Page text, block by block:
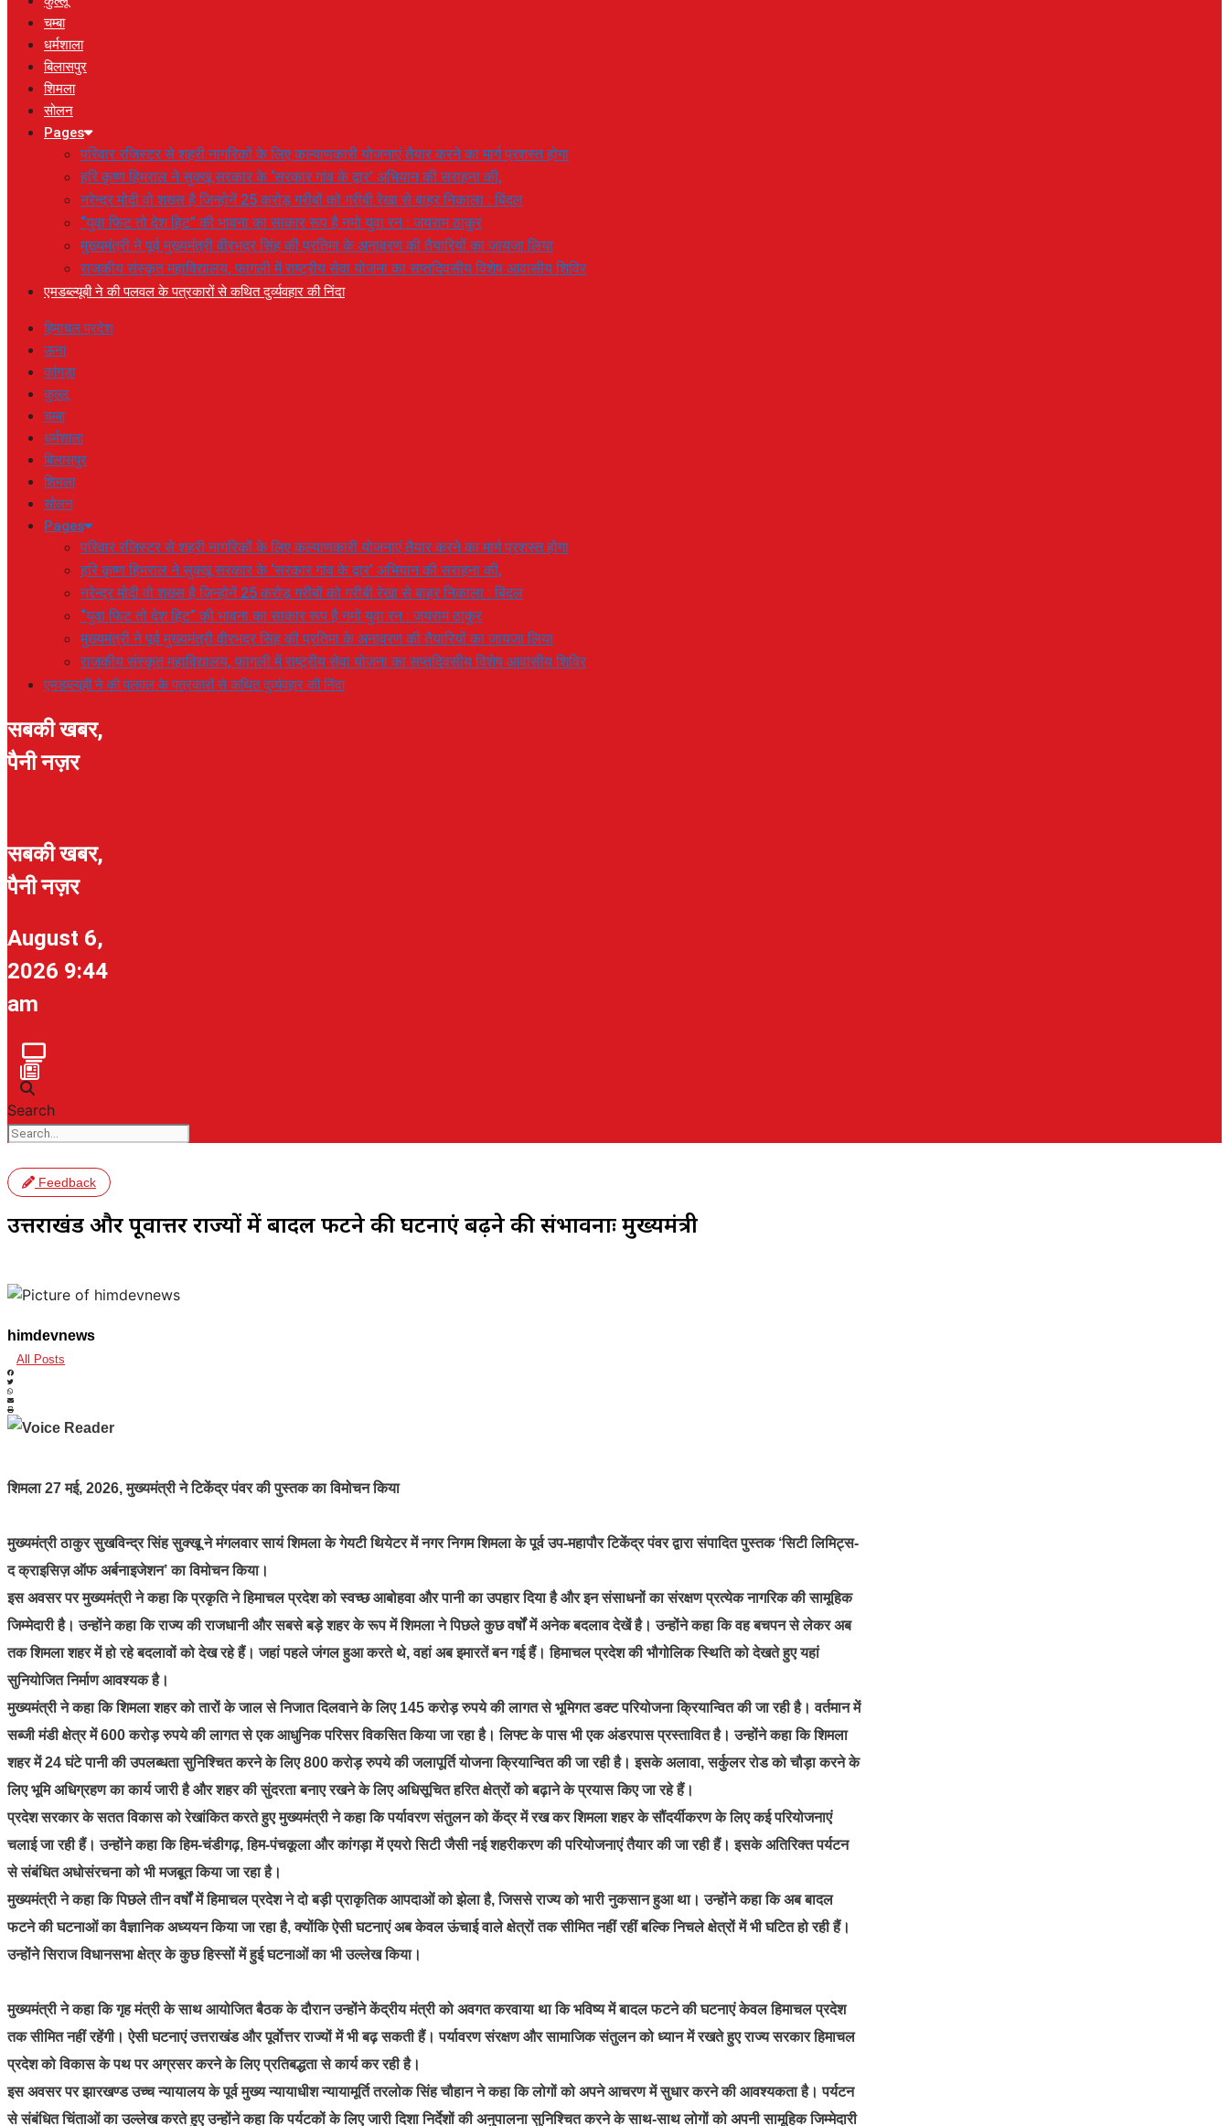
चम्बा
धर्मशाला
बिलासपुर
शिमला
सोलन
Pages
परिवार रजिस्टर से शहरी नागरिकों के लिए कल्याणकारी योजनाएं तैयार करने का मार्ग प्रशस्त होगा
हरि कृष्ण हिमराल ने सुक्खू सरकार के ‘सरकार गांव के द्वार’ अभियान की सराहना की,
नरेन्द्र मोदी वो शख्स है जिन्होनें 25 करोड़ गरीबों को गरीबी रेखा से बाहर निकाला : बिंदल
“युवा फिट तो देश हिट” की भावना का साकार रूप है नमो युवा रन : जयराम ठाकुर
मुख्यमंत्री ने पूर्व मुख्यमंत्री वीरभद्र सिंह की प्रतिमा के अनावरण की तैयारियों का जायजा लिया
राजकीय संस्कृत महाविद्यालय, फागली में राष्ट्रीय सेवा योजना का सप्तदिवसीय विशेष आवासीय शिविर
एमडब्ल्यूबी ने की पलवल के पत्रकारों से कथित दुर्व्यवहार की निंदा
हिमाचल प्रदेश
ऊना
कांगड़ा
कुल्लू
चम्बा
धर्मशाला
बिलासपुर
शिमला
सोलन
Pages
परिवार रजिस्टर से शहरी नागरिकों के लिए कल्याणकारी योजनाएं तैयार करने का मार्ग प्रशस्त होगा
हरि कृष्ण हिमराल ने सुक्खू सरकार के ‘सरकार गांव के द्वार’ अभियान की सराहना की,
नरेन्द्र मोदी वो शख्स है जिन्होनें 25 करोड़ गरीबों को गरीबी रेखा से बाहर निकाला : बिंदल
“युवा फिट तो देश हिट” की भावना का साकार रूप है नमो युवा रन : जयराम ठाकुर
मुख्यमंत्री ने पूर्व मुख्यमंत्री वीरभद्र सिंह की प्रतिमा के अनावरण की तैयारियों का जायजा लिया
राजकीय संस्कृत महाविद्यालय, फागली में राष्ट्रीय सेवा योजना का सप्तदिवसीय विशेष आवासीय शिविर
एमडब्ल्यूबी ने की पलवल के पत्रकारों से कथित दुर्व्यवहार की निंदा
सबकी खबर,
पैनी नज़र
सबकी खबर,
पैनी नज़र
August 6,
2026 9:44
am
Search
Feedback
उत्तराखंड और पूर्वाेत्तर राज्यों में बादल फटने की घटनाएं बढ़ने की संभावनाः मुख्यमंत्री
himdevnews
All Posts
शिमला 27 मई, 2026, मुख्यमंत्री ने टिकेंद्र पंवर की पुस्तक का विमोचन किया
मुख्यमंत्री ठाकुर सुखविन्द्र सिंह सुक्खू ने मंगलवार सायं शिमला के गेयटी थियेटर में नगर निगम शिमला के पूर्व उप-महापौर टिकेंद्र पंवर द्वारा संपादित पुस्तक ‘सिटी लिमिट्स-
द क्राइसिज़ ऑफ अर्बनाइजेशन’ का विमोचन किया।
इस अवसर पर मुख्यमंत्री ने कहा कि प्रकृति ने हिमाचल प्रदेश को स्वच्छ आबोहवा और पानी का उपहार दिया है और इन संसाधनों का संरक्षण प्रत्येक नागरिक की सामूहिक
जिम्मेदारी है। उन्होंने कहा कि राज्य की राजधानी और सबसे बड़े शहर के रूप में शिमला ने पिछले कुछ वर्षों में अनेक बदलाव देखें है। उन्होंने कहा कि वह बचपन से लेकर अब
तक शिमला शहर में हो रहे बदलावों को देख रहे हैं। जहां पहले जंगल हुआ करते थे, वहां अब इमारतें बन गई हैं। हिमाचल प्रदेश की भौगोलिक स्थिति को देखते हुए यहां
सुनियोजित निर्माण आवश्यक है।
मुख्यमंत्री ने कहा कि शिमला शहर को तारों के जाल से निजात दिलवाने के लिए 145 करोड़ रुपये की लागत से भूमिगत डक्ट परियोजना क्रियान्वित की जा रही है। वर्तमान में
सब्जी मंडी क्षेत्र में 600 करोड़ रुपये की लागत से एक आधुनिक परिसर विकसित किया जा रहा है। लिफ्ट के पास भी एक अंडरपास प्रस्तावित है। उन्होंने कहा कि शिमला
शहर में 24 घंटे पानी की उपलब्धता सुनिश्चित करने के लिए 800 करोड़ रुपये की जलापूर्ति योजना क्रियान्वित की जा रही है। इसके अलावा, सर्कुलर रोड को चौड़ा करने के
लिए भूमि अधिग्रहण का कार्य जारी है और शहर की सुंदरता बनाए रखने के लिए अधिसूचित हरित क्षेत्रों को बढ़ाने के प्रयास किए जा रहे हैं।
प्रदेश सरकार के सतत विकास को रेखांकित करते हुए मुख्यमंत्री ने कहा कि पर्यावरण संतुलन को केंद्र में रख कर शिमला शहर के सौंदर्यीकरण के लिए कई परियोजनाएं
चलाई जा रही हैं। उन्होंने कहा कि हिम-चंडीगढ़, हिम-पंचकूला और कांगड़ा में एयरो सिटी जैसी नई शहरीकरण की परियोजनाएं तैयार की जा रही हैं। इसके अतिरिक्त पर्यटन
से संबंधित अधोसंरचना को भी मजबूत किया जा रहा है।
मुख्यमंत्री ने कहा कि पिछले तीन वर्षों में हिमाचल प्रदेश ने दो बड़ी प्राकृतिक आपदाओं को झेला है, जिससे राज्य को भारी नुकसान हुआ था। उन्होंने कहा कि अब बादल
फटने की घटनाओं का वैज्ञानिक अध्ययन किया जा रहा है, क्योंकि ऐसी घटनाएं अब केवल ऊंचाई वाले क्षेत्रों तक सीमित नहीं रहीं बल्कि निचले क्षेत्रों में भी घटित हो रही हैं।
उन्होंने सिराज विधानसभा क्षेत्र के कुछ हिस्सों में हुई घटनाओं का भी उल्लेख किया।
मुख्यमंत्री ने कहा कि गृह मंत्री के साथ आयोजित बैठक के दौरान उन्होंने केंद्रीय मंत्री को अवगत करवाया था कि भविष्य में बादल फटने की घटनाएं केवल हिमाचल प्रदेश
तक सीमित नहीं रहेंगी। ऐसी घटनाएं उत्तराखंड और पूर्वाेत्तर राज्यों में भी बढ़ सकती हैं। पर्यावरण संरक्षण और सामाजिक संतुलन को ध्यान में रखते हुए राज्य सरकार हिमाचल
प्रदेश को विकास के पथ पर अग्रसर करने के लिए प्रतिबद्धता से कार्य कर रही है।
इस अवसर पर झारखण्ड उच्च न्यायालय के पूर्व मुख्य न्यायाधीश न्यायामूर्ति तरलोक सिंह चौहान ने कहा कि लोगों को अपने आचरण में सुधार करने की आवश्यकता है। पर्यटन
से संबंधित चिंताओं का उल्लेख करते हुए उन्होंने कहा कि पर्यटकों के लिए जारी दिशा निर्देशों की अनुपालना सुनिश्चित करने के साथ-साथ लोगों को अपनी सामूहिक जिम्मेदारी